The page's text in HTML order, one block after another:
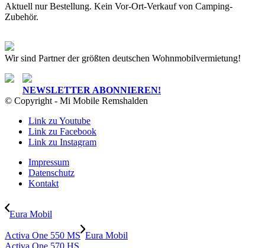
Aktuell nur Bestellung. Kein Vor-Ort-Verkauf von Camping-
Zubehör.
Wir sind Partner der größten deutschen Wohnmobilvermietung!
NEWSLETTER ABONNIEREN!
© Copyright - Mi Mobile Remshalden
Link zu Youtube
Link zu Facebook
Link zu Instagram
Impressum
Datenschutz
Kontakt
Eura Mobil
Activa One 550 MS Eura Mobil
Activa One 570 HS